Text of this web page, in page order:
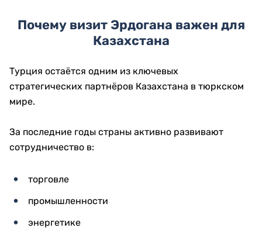
Почему визит Эрдогана важен для
Казахстана
Турция остаётся одним из ключевых
стратегических партнёров Казахстана в тюркском
мире.
За последние годы страны активно развивают
сотрудничество в:
торговле
промышленности
энергетике